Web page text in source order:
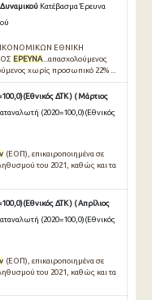
Κατέβασμα Έρευνα
ΕΘΝΙΚΗ
ΕΡΕΥΝΑ...απασχολούµενος
χωρίς προσωπικό 22% ...
ΔΤΚ ) ( Μάρτιος
(2020=100,0)(Εθνικός
(ΕΟΠ), επικαιροποιημένα σε
του 2021, καθώς και τα
ΔΤΚ ) ( Απρίλιος
(2020=100,0)(Εθνικός
(ΕΟΠ), επικαιροποιημένα σε
του 2021, καθώς και τα